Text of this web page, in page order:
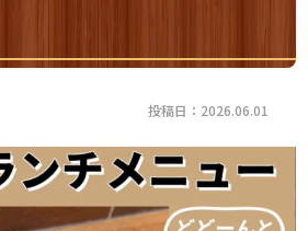
投稿日：2026.06.01